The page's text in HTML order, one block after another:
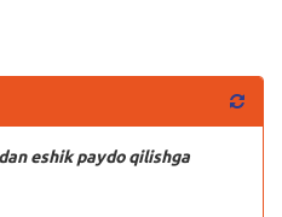
eshik paydo qilishga